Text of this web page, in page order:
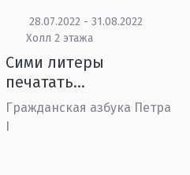
28.07.2022 - 31.08.2022
Холл 2 этажа
Сими литеры
печатать…
Гражданская азбука Петра
I